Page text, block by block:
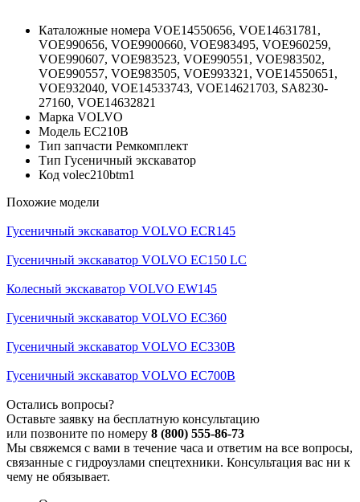
Каталожные номера VOE14550656, VOE14631781,
VOE990656, VOE9900660, VOE983495, VOE960259,
VOE990607, VOE983523, VOE990551, VOE983502,
VOE990557, VOE983505, VOE993321, VOE14550651,
VOE932040, VOE14533743, VOE14621703, SA8230-
27160, VOE14632821
Марка VOLVO
Модель EC210B
Тип запчасти Ремкомплект
Тип Гусеничный экскаватор
Код volec210btm1
Похожие модели
Гусеничный экскаватор VOLVO ECR145
Гусеничный экскаватор VOLVO EC150 LC
Колесный экскаватор VOLVO EW145
Гусеничный экскаватор VOLVO EC360
Гусеничный экскаватор VOLVO EC330B
Гусеничный экскаватор VOLVO EC700B
Остались вопросы?
Оставьте заявку на бесплатную консультацию
или позвоните по номеру 8 (800) 555-86-73
Мы свяжемся с вами в течение часа и ответим на все вопросы,
связанные с гидроузлами спецтехники. Консультация вас ни к
чему не обязывает.